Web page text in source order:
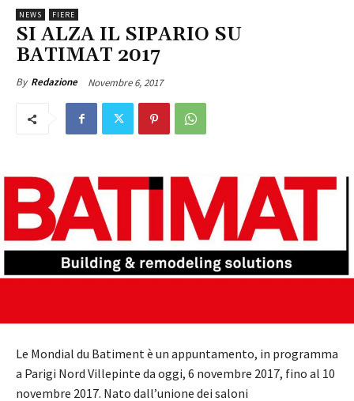
NEWS FIERE
SI ALZA IL SIPARIO SU
BATIMAT 2017
By Redazione Novembre 6, 2017
Le Mondial du Batiment è un appuntamento, in programma
a Parigi Nord Villepinte da oggi, 6 novembre 2017, fino al 10
novembre 2017. Nato dall’unione dei saloni